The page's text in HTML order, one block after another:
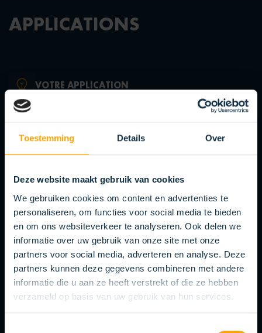
Toestemming Details Over
Deze website maakt gebruik van cookies
We gebruiken cookies om content en advertenties te
personaliseren, om functies voor social media te bieden
en om ons websiteverkeer te analyseren. Ook delen we
informatie over uw gebruik van onze site met onze
partners voor social media, adverteren en analyse. Deze
partners kunnen deze gegevens combineren met andere
informatie die u aan ze heeft verstrekt of die ze hebben
verzameld op basis van uw gebruik van hun services.
APPLICATIONS
VOTRE APPLICATION
Chaque situation nécessite une
appropriée.
OBSTRUER
Confinement efficace de la saleté et de
la poussière grâce à un criblage et à un
recouvrement stratégiques.
CALFEUTRER
Couvrir les ouvertures, les parties de
machines, les (parties de) lignes de
production et les zones.